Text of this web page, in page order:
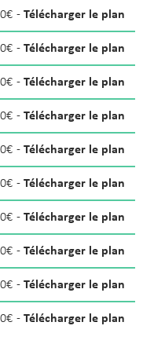
- Télécharger le plan
- Télécharger le plan
- Télécharger le plan
- Télécharger le plan
- Télécharger le plan
- Télécharger le plan
- Télécharger le plan
- Télécharger le plan
- Télécharger le plan
- Télécharger le plan